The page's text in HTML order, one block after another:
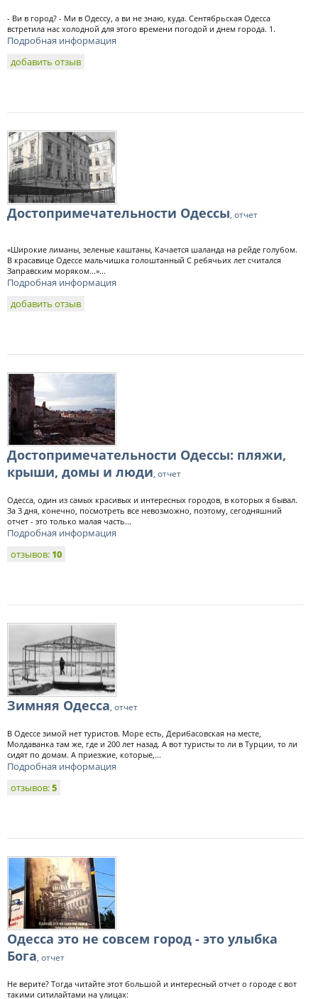
- Ви в город? - Ми в Одессу, а ви не знаю, куда. Сентябрьская Одесса
встретила нас холодной для этого времени погодой и днем города. 1.
Подробная информация
добавить отзыв
Достопримечательности Одессы, отчет
«Широкие лиманы, зеленые каштаны, Качается шаланда на рейде голубом.
В красавице Одессе мальчишка голоштанный С ребячьих лет считался
Заправским моряком...»...
Подробная информация
добавить отзыв
Достопримечательности Одессы: пляжи,
крыши, домы и люди, отчет
Одесса, один из самых красивых и интересных городов, в которых я бывал.
За 3 дня, конечно, посмотреть все невозможно, поэтому, сегодняшний
отчет - это только малая часть...
Подробная информация
отзывов: 10
Зимняя Одесса, отчет
В Одессе зимой нет туристов. Море есть, Дерибасовская на месте,
Молдаванка там же, где и 200 лет назад. А вот туристы то ли в Турции, то ли
сидят по домам. А приезжие, которые,...
Подробная информация
отзывов:5
Одесса это не совсем город - это улыбка
Бога, отчет
Не верите? Тогда читайте этот большой и интересный отчет о городе с вот
такими ситилайтами на улицах: